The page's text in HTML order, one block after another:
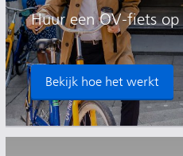
Huur een OV-fiets
Bekijk hoe het werkt